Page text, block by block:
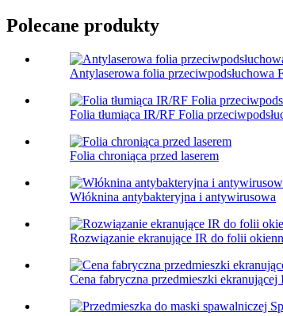
Polecane produkty
Antylaserowa folia przeciwpodsłuchowa
Folia tłumiąca IR/RF Folia
Folia chroniąca przed laserem
Włóknina antybakteryjna i antywirusowa
Rozwiązanie ekranujące IR do folii
Cena fabryczna przedmieszki ekranującej